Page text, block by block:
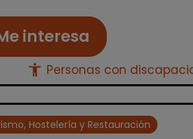
interesa
accessibility_new Personas con
Hostelería y Restauración